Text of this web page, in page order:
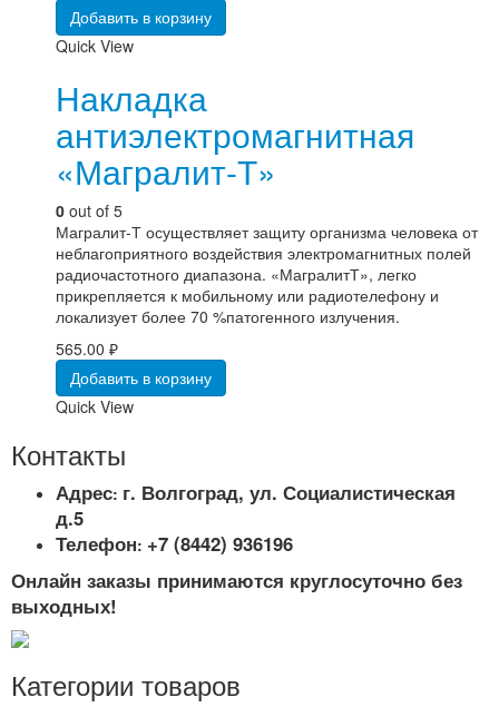
Добавить в корзину
Quick View
Накладка
антиэлектромагнитная
«Магралит-Т»
0 out of 5
Магралит-­Т осуществляет защиту организма человека от
неблагоприятного воздействия электромагнитных полей
радиочастотного диапазона. «Магралит­Т», легко
прикрепляется к мобильному или радиотелефону и
локализует более 70 %патогенного излучения.
565.00 ₽
Добавить в корзину
Quick View
Контакты
Адрес: г. Волгоград, ул. Социалистическая
д.5
Телефон: +7 (8442) 936196
Онлайн заказы принимаются круглосуточно без
выходных!
Категории товаров